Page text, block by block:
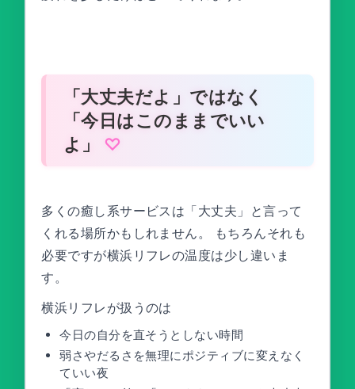
「大丈夫だよ」ではなく
「今日はこのままでいい
よ」
多くの癒し系サービスは「大丈夫」と言って
くれる場所かもしれません。 もちろんそれも
必要ですが横浜リフレの温度は少し違いま
す。
横浜リフレが扱うのは
今日の自分を直そうとしない時間
弱さやだるさを無理にポジティブに変えなく
ていい夜